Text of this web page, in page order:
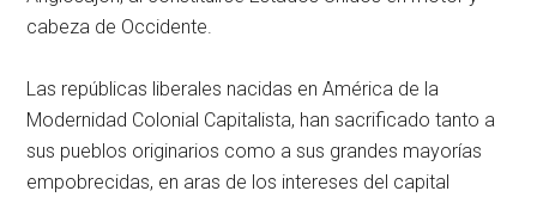
cabeza de Occidente.
Las repúblicas liberales nacidas en América de la
Modernidad Colonial Capitalista, han sacrificado tanto a
sus pueblos originarios como a sus grandes mayorías
empobrecidas, en aras de los intereses del capital